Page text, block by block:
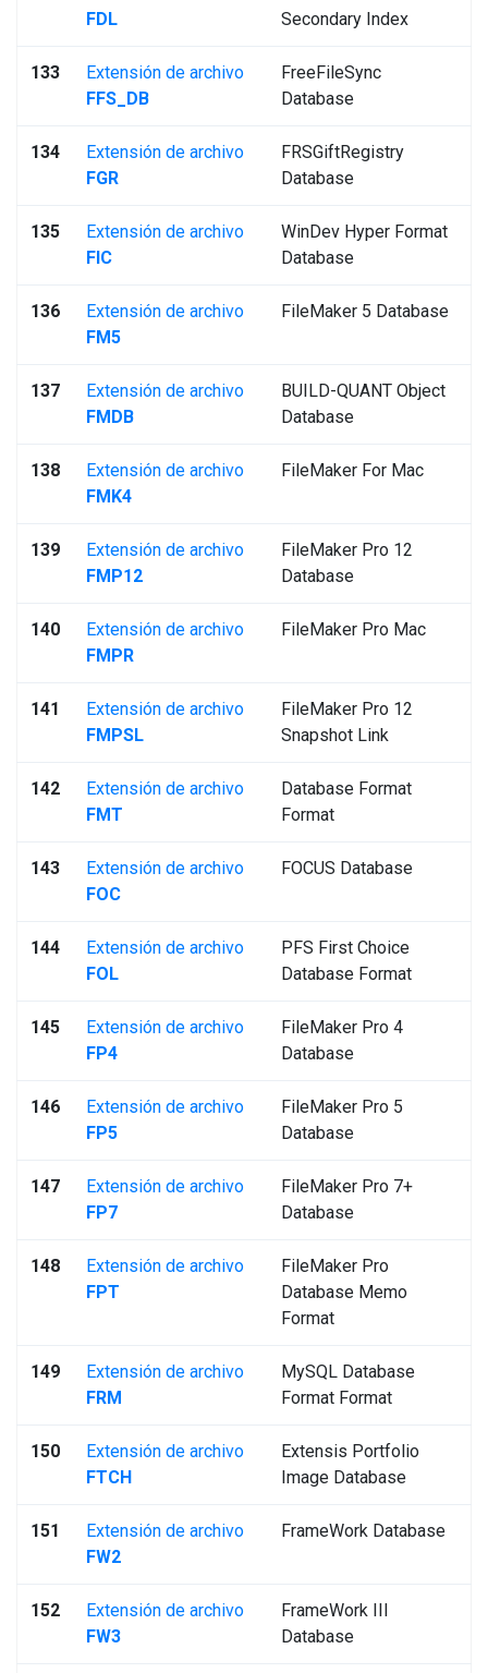
FDL
Secondary Index
133
Extensión de archivo
FFS_DB
FreeFileSync
Database
134
Extensión de archivo
FGR
FRSGiftRegistry
Database
135
Extensión de archivo
FIC
WinDev Hyper Format
Database
136
Extensión de archivo
FM5
FileMaker 5 Database
137
Extensión de archivo
FMDB
BUILD-QUANT Object
Database
138
Extensión de archivo
FMK4
FileMaker For Mac
139
Extensión de archivo
FMP12
FileMaker Pro 12
Database
140
Extensión de archivo
FMPR
FileMaker Pro Mac
141
Extensión de archivo
FMPSL
FileMaker Pro 12
Snapshot Link
142
Extensión de archivo
FMT
Database Format
Format
143
Extensión de archivo
FOC
FOCUS Database
144
Extensión de archivo
FOL
PFS First Choice
Database Format
145
Extensión de archivo
FP4
FileMaker Pro 4
Database
146
Extensión de archivo
FP5
FileMaker Pro 5
Database
147
Extensión de archivo
FP7
FileMaker Pro 7+
Database
148
Extensión de archivo
FPT
FileMaker Pro
Database Memo
Format
149
Extensión de archivo
FRM
MySQL Database
Format Format
150
Extensión de archivo
FTCH
Extensis Portfolio
Image Database
151
Extensión de archivo
FW2
FrameWork Database
152
Extensión de archivo
FW3
FrameWork III
Database